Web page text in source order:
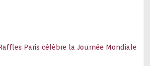
Paris célèbre la Journée Mondiale